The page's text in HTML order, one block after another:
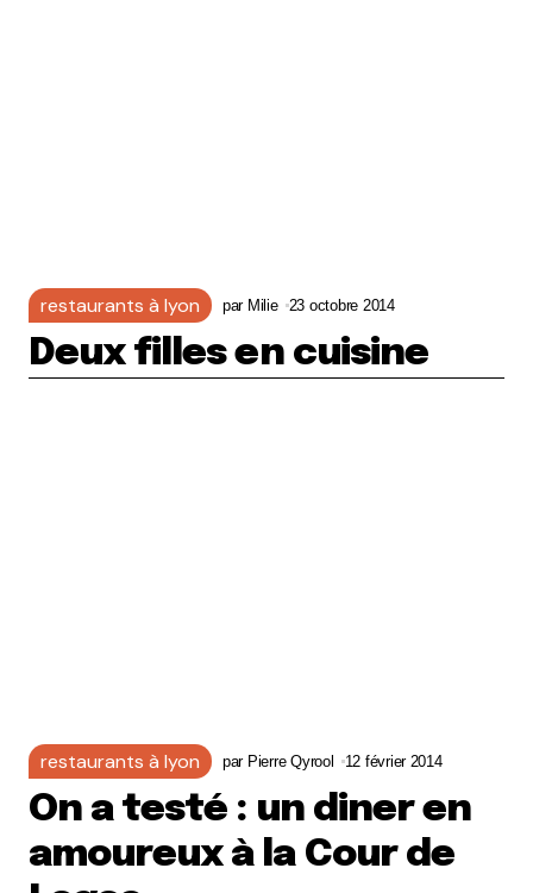
restaurants à lyon par Milie 23 octobre 2014
Deux filles en cuisine
restaurants à lyon par Pierre Qyrool 12 février 2014
On a testé : un diner en
amoureux à la Cour de